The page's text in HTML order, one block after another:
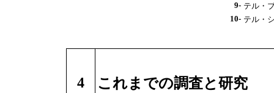
9- テル・
10- テル・
4 これまでの調査と研究